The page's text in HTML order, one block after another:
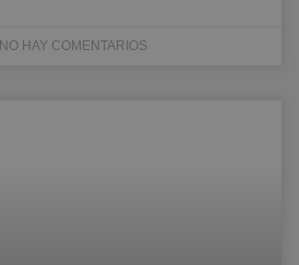
NO HAY COMENTARIOS